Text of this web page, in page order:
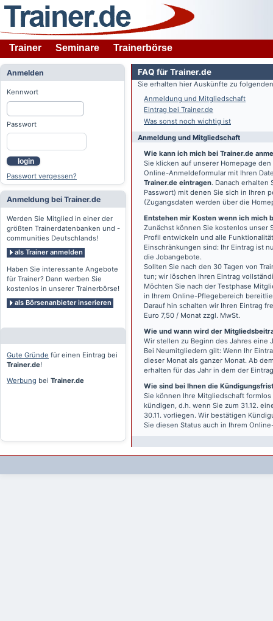
Trainer Seminare Trainerbörse
Anmelden
Kennwort
Passwort
login
Passwort vergessen?
Anmeldung bei Trainer.de
Werden Sie Mitglied in einer der
größten Trainerdatenbanken und -
communities Deutschlands!
als Trainer anmelden
Haben Sie interessante Angebote
für Trainer? Dann werben Sie
kostenlos in unserer Trainerbörse!
als Börsenanbieter inserieren
Gute Gründe für einen Eintrag bei
Trainer.de!
Werbung bei Trainer.de
FAQ für Trainer.de
Sie erhalten hier Auskünfte zu
Anmeldung und Mitgliedschaft
Eintrag bei Trainer.de
Was sonst noch wichtig ist
Anmeldung und Mitgliedschaft
Wie kann ich mich bei Trainer.de
Sie klicken auf unserer Homepage
Online-Anmeldeformular mit Ihren
Trainer.de eintragen. Danach erhalten
Passwort) mit denen Sie sich in Ihren
(Zugangsdaten werden über die
Entstehen mir Kosten wenn ich mich
Zunächst können Sie kostenlos unser
Profil entwickeln und alle
Einschränkungen sind: Ihr Eintrag ist
die Jobangebote.
Sollten Sie nach den 30 Tagen von
tun; wir löschen Ihren Eintrag
Möchten Sie nach der Testphase
in Ihrem Online-Pflegebereich
Darauf hin schalten wir Ihren Eintrag
Euro 7,50 / Monat zzgl. MwSt.
Wie und wann wird der
Wir stellen zu Beginn des Jahres eine
Bei Neumitgliedern gilt: Wenn Ihr
dieser Monat als ganzer Monat. Ab
erhalten für das Jahr in dem der
Wie sind bei Ihnen die
Sie können Ihre Mitgliedschaft
kündigen, d.h. wenn Sie zum 31.12.
30.11. vorliegen. Wir bestätigen
Sie diesen Status auch in Ihrem